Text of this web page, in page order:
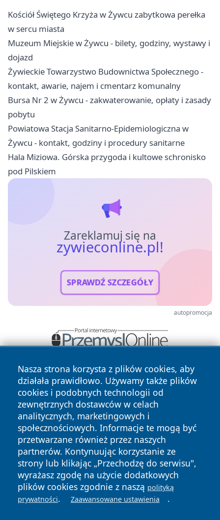
Kościół Świętego Krzyża w Żywcu zabytkowa perełka
w sercu miasta
Muzeum Miejskie w Żywcu - bilety, godziny, wystawy i
dojazd
Żywieckie Towarzystwo Budownictwa Społecznego -
kontakt, awarie, najem i cmentarz komunalny
Bursa Nr 2 w Żywcu - zakwaterowanie, opłaty i zasady
pobytu
Powiatowa Stacja Sanitarno-Epidemiologiczna w
Żywcu - kontakt, godziny i procedury sanitarne
Hala Miziowa. Górska przygoda i kultowe schronisko
pod Pilskiem
Zareklamuj się na
zywieconline.pl!
SPRAWDŹ SZCZEGÓŁY
autopromocja
Nasza strona korzysta z plików cookies, aby
działała prawidłowo. Używamy także plików
cookies i podobnych technologii od
zewnętrznych dostawców w celach
analitycznych, marketingowych i
społecznościowych. Informacje te mogą być
przetwarzane również przez naszych
partnerów. Kontynuując korzystanie ze
strony lub klikając „Przechodzę do serwisu",
wyrażasz zgodę na użycie dodatkowych
plików cookies zgodnie z naszą polityką
prywatności. Zaawansowane ustawienia .
Copyright © 2026 zywieconline.pl Wszystkie prawa
zastrzeżone.
News Autorzy
Polityka
Prywatności
Polityka
Cookies